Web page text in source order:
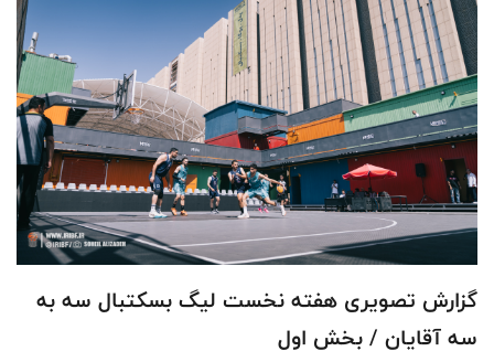
گزارش تصویری هفته نخست لیگ بسکتبال سه به
سه آقایان / بخش اول